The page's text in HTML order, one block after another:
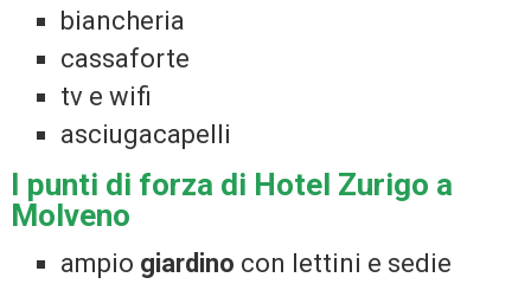
biancheria
cassaforte
tv e wifi
asciugacapelli
I punti di forza di Hotel Zurigo a
Molveno
ampio giardino con lettini e sedie